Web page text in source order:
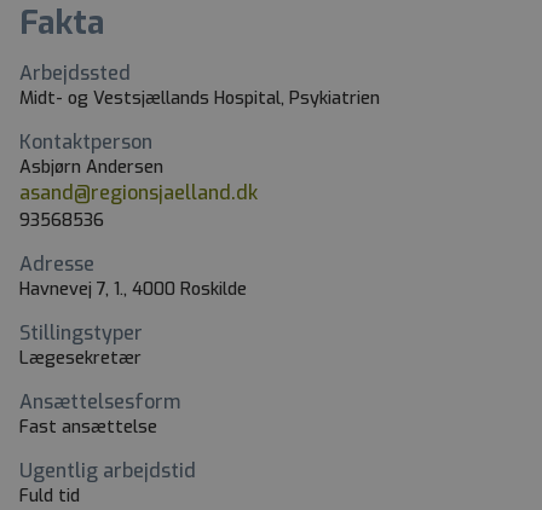
Fakta
Arbejdssted
Midt- og Vestsjællands Hospital, Psykiatrien
Kontaktperson
Asbjørn Andersen
asand@regionsjaelland.dk
93568536
Adresse
Havnevej 7, 1., 4000 Roskilde
Stillingstyper
Lægesekretær
Ansættelsesform
Fast ansættelse
Ugentlig arbejdstid
Fuld tid